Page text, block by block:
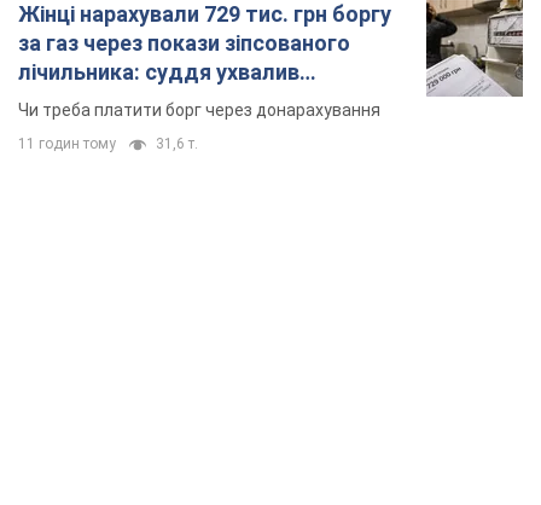
Жінці нарахували 729 тис. грн боргу
за газ через покази зіпсованого
лічильника: суддя ухвалив
неочікуване рішення
Чи треба платити борг через донарахування
11 годин тому 31,6 т.